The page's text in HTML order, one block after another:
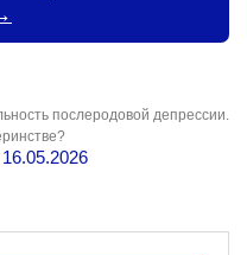
послеродовой депрессии.